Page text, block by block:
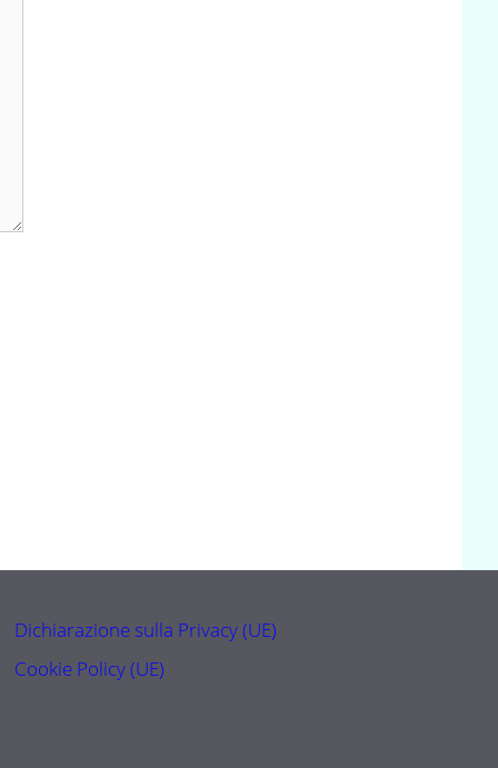
Dichiarazione sulla Privacy (UE)
Cookie Policy (UE)